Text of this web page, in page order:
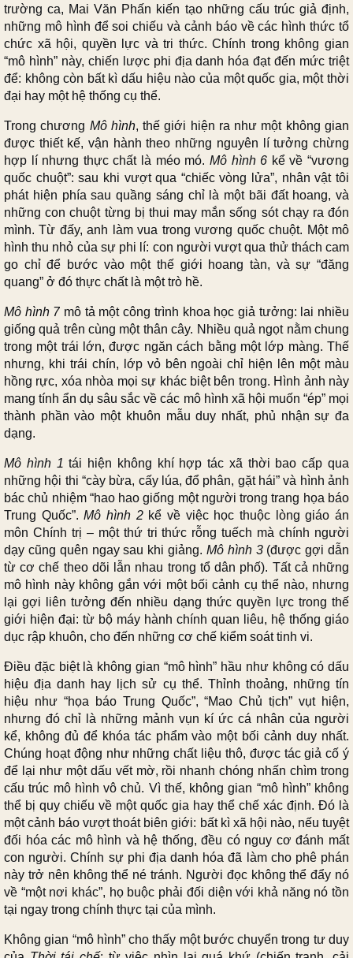
trường ca, Mai Văn Phấn kiến tạo những cấu trúc giả định,
những mô hình để soi chiếu và cảnh báo về các hình thức tổ
chức xã hội, quyền lực và tri thức. Chính trong không gian
“mô hình” này, chiến lược phi địa danh hóa đạt đến mức triệt
để: không còn bất kì dấu hiệu nào của một quốc gia, một thời
đại hay một hệ thống cụ thể.
Trong chương Mô hình, thế giới hiện ra như một không gian
được thiết kế, vận hành theo những nguyên lí tưởng chừng
hợp lí nhưng thực chất là méo mó. Mô hình 6 kể về “vương
quốc chuột”: sau khi vượt qua “chiếc vòng lửa”, nhân vật tôi
phát hiện phía sau quầng sáng chỉ là một bãi đất hoang, và
những con chuột từng bị thui may mắn sống sót chạy ra đón
mình. Từ đấy, anh làm vua trong vương quốc chuột. Một mô
hình thu nhỏ của sự phi lí: con người vượt qua thử thách cam
go chỉ để bước vào một thế giới hoang tàn, và sự “đăng
quang” ở đó thực chất là một trò hề.
Mô hình 7 mô tả một công trình khoa học giả tưởng: lai nhiều
giống quả trên cùng một thân cây. Nhiều quả ngọt nằm chung
trong một trái lớn, được ngăn cách bằng một lớp màng. Thế
nhưng, khi trái chín, lớp vỏ bên ngoài chỉ hiện lên một màu
hồng rực, xóa nhòa mọi sự khác biệt bên trong. Hình ảnh này
mang tính ẩn dụ sâu sắc về các mô hình xã hội muốn “ép” mọi
thành phần vào một khuôn mẫu duy nhất, phủ nhận sự đa
dạng.
Mô hình 1 tái hiện không khí hợp tác xã thời bao cấp qua
những hội thi “cày bừa, cấy lúa, đổ phân, gặt hái” và hình ảnh
bác chủ nhiệm “hao hao giống một người trong trang họa báo
Trung Quốc”.Mô hình 2kể về việc học thuộc lòng giáo án
môn Chính trị – một thứ tri thức rỗng tuếch mà chính người
dạy cũng quên ngay sau khi giảng. Mô hình 3(được gợi dẫn
từ cơ chế theo dõi lẫn nhau trong tổ dân phố). Tất cả những
mô hình này không gắn với một bối cảnh cụ thể nào, nhưng
lại gợi liên tưởng đến nhiều dạng thức quyền lực trong thế
giới hiện đại: từ bộ máy hành chính quan liêu, hệ thống giáo
dục rập khuôn, cho đến những cơ chế kiểm soát tinh vi.
Điều đặc biệt là không gian “mô hình” hầu như không có dấu
hiệu địa danh hay lịch sử cụ thể. Thỉnh thoảng, những tín
hiệu như “họa báo Trung Quốc”, “Mao Chủ tịch” vụt hiện,
nhưng đó chỉ là những mảnh vụn kí ức cá nhân của người
kể, không đủ để khóa tác phẩm vào một bối cảnh duy nhất.
Chúng hoạt động như những chất liệu thô, được tác giả cố ý
để lại như một dấu vết mờ, rồi nhanh chóng nhấn chìm trong
cấu trúc mô hình vô chủ. Vì thế, không gian “mô hình” không
thể bị quy chiếu về một quốc gia hay thể chế xác định. Đó là
một cảnh báo vượt thoát biên giới: bất kì xã hội nào, nếu tuyệt
đối hóa các mô hình và hệ thống, đều có nguy cơ đánh mất
con người. Chính sự phi địa danh hóa đã làm cho phê phán
này trở nên không thể né tránh. Người đọc không thể đẩy nó
về “một nơi khác”, họ buộc phải đối diện với khả năng nó tồn
tại ngay trong chính thực tại của mình.
Không gian “mô hình” cho thấy một bước chuyển trong tư duy